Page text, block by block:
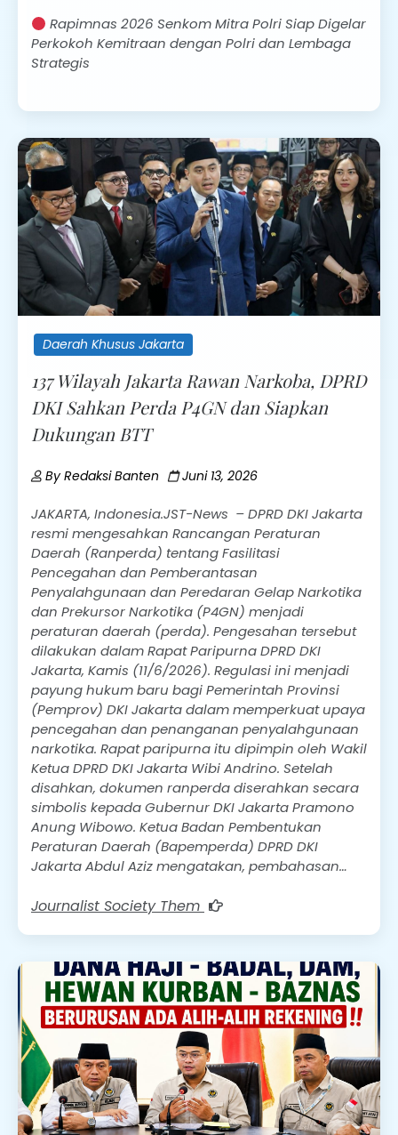
Rapimnas 2026 Senkom Mitra Polri Siap Digelar
Perkokoh Kemitraan dengan Polri dan Lembaga
Strategis
Daerah Khusus Jakarta
137 Wilayah Jakarta Rawan Narkoba, DPRD
DKI Sahkan Perda P4GN dan Siapkan
Dukungan BTT
ByRedaksi Banten Juni 13, 2026
​JAKARTA, Indonesia.JST-News – DPRD DKI Jakarta
resmi mengesahkan Rancangan Peraturan
Daerah (Ranperda) tentang Fasilitasi
Pencegahan dan Pemberantasan
Penyalahgunaan dan Peredaran Gelap Narkotika
dan Prekursor Narkotika (P4GN) menjadi
peraturan daerah (perda). ​Pengesahan tersebut
dilakukan dalam Rapat Paripurna DPRD DKI
Jakarta, Kamis (11/6/2026). Regulasi ini menjadi
payung hukum baru bagi Pemerintah Provinsi
(Pemprov) DKI Jakarta dalam memperkuat upaya
pencegahan dan penanganan penyalahgunaan
narkotika. ​Rapat paripurna itu dipimpin oleh Wakil
Ketua DPRD DKI Jakarta Wibi Andrino. Setelah
disahkan, dokumen ranperda diserahkan secara
simbolis kepada Gubernur DKI Jakarta Pramono
Anung Wibowo. ​Ketua Badan Pembentukan
Peraturan Daerah (Bapemperda) DPRD DKI
Jakarta Abdul Aziz mengatakan, pembahasan…
Journalist Society Them